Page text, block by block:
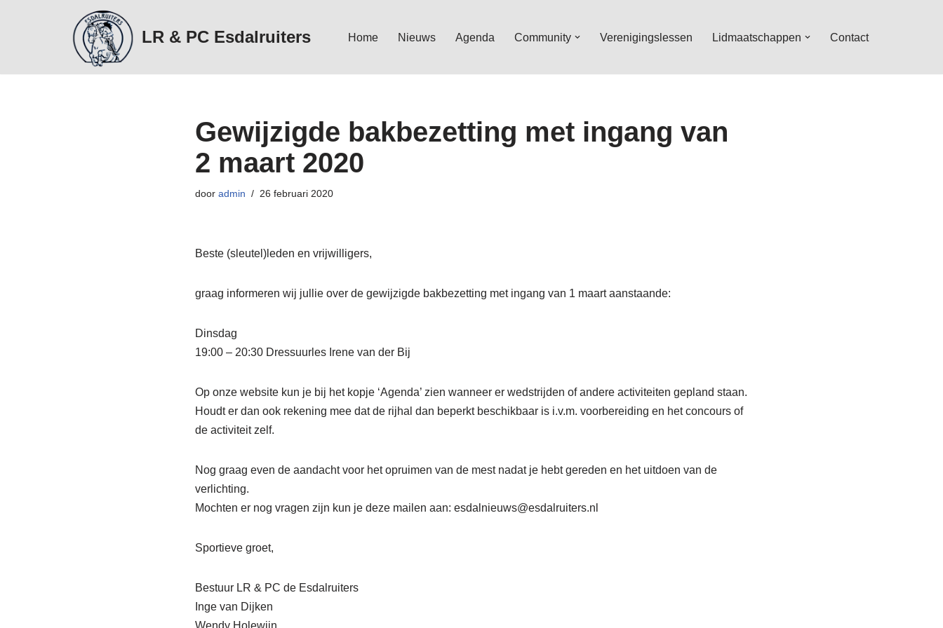
de
LR & PC Esdalruiters Home Nieuws Agenda Community Verenigingslessen Lidmaatschappen Contact
Gewijzigde bakbezetting met ingang van
2 maart 2020
door admin 26 februari 2020
Beste (sleutel)leden en vrijwilligers,
graag informeren wij jullie over de gewijzigde bakbezetting met ingang van 1 maart aanstaande:
Dinsdag
19:00 – 20:30 Dressuurles Irene van der Bij
Op onze website kun je bij het kopje ‘Agenda’ zien wanneer er wedstrijden of andere activiteiten gepland staan.
Houdt er dan ook rekening mee dat de rijhal dan beperkt beschikbaar is i.v.m. voorbereiding en het concours of
de activiteit zelf.
Nog graag even de aandacht voor het opruimen van de mest nadat je hebt gereden en het uitdoen van de
verlichting.
Mochten er nog vragen zijn kun je deze mailen aan: esdalnieuws@esdalruiters.nl
Sportieve groet,
Bestuur LR & PC de Esdalruiters
Inge van Dijken
Wendy Holewijn